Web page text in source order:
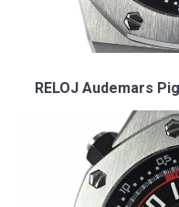
RELOJ Audemars